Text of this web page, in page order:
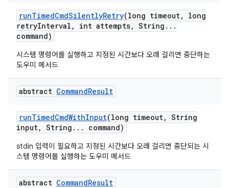
runTimedCmdSilentlyRetry(long timeout,
long
retryInterval , int attempts, String . . .
command)
시스템 명령어를 실행하고 지정된 시간보다 오래 걸리면 중단하는
도우미 메서드
abstract CommandResult
runTimedCmdWithInput(long timeout, String
input, String . . . command)
stdin 입력이 필요하고 지정된 시간보다 오래 걸리면 중단되는 시
스템 명령어를 실행하는 도우미 메서드
abstract CommandResult